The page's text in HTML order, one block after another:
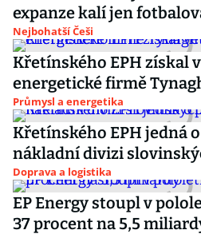
expanze kalí jen
Nejbohatší Češi
Křetínského EPH získal
energetické firmě
Průmysl a energetika
Křetínského EPH jedná
nákladní divizi
Doprava a logistika
EP Energy stoupl v
37 procent na 5,5